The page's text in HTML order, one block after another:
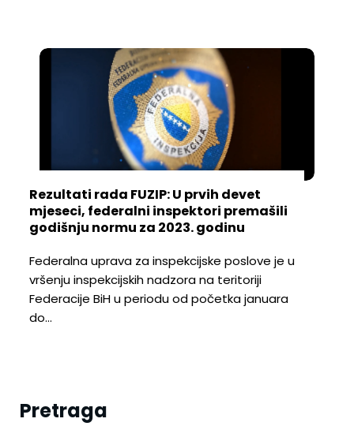
Rezultati rada FUZIP: U prvih devet
mjeseci, federalni inspektori premašili
godišnju normu za 2023. godinu
Federalna uprava za inspekcijske poslove je u
vršenju inspekcijskih nadzora na teritoriji
Federacije BiH u periodu od početka januara
do…
Pretraga